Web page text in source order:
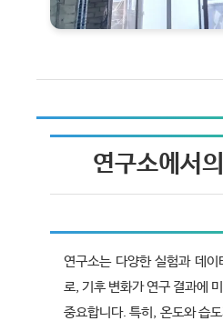
연구소에서
연구소는 다양한 실험과 데
로, 기후 변화가 연구 결과에
중요합니다. 특히, 온도와 습